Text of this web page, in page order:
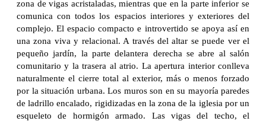
zona de vigas acristaladas, mientras que en la parte inferior se
comunica con todos los espacios interiores y exteriores del
complejo. El espacio compacto e introvertido se apoya así en
una zona viva y relacional. A través del altar se puede ver el
pequeño jardín, la parte delantera derecha se abre al salón
comunitario y la trasera al atrio. La apertura interior conlleva
naturalmente el cierre total al exterior, más o menos forzado
por la situación urbana. Los muros son en su mayoría paredes
de ladrillo encalado, rigidizadas en la zona de la iglesia por un
esqueleto de hormigón armado. Las vigas del techo, el